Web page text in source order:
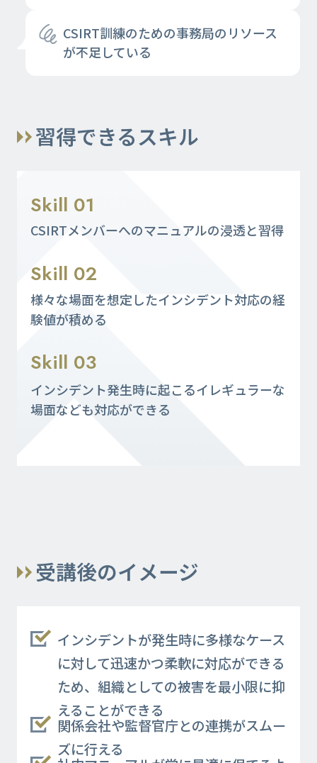
CSIRT訓練のための事務局のリソース
が不足している
習得できるスキル
Skill 01
CSIRTメンバーへのマニュアルの浸透と習得
Skill 02
様々な場面を想定したインシデント対応の経
験値が積める
Skill 03
インシデント発生時に起こるイレギュラーな
場面なども対応ができる
受講後のイメージ
インシデントが発生時に多様なケース
に対して迅速かつ柔軟に対応ができる
ため、組織としての被害を最小限に抑
えることができる
関係会社や監督官庁との連携がスムー
ズに行える